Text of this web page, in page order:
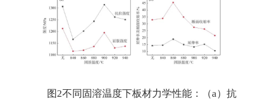
图2不同固溶温度下板材力学性能：（a）抗